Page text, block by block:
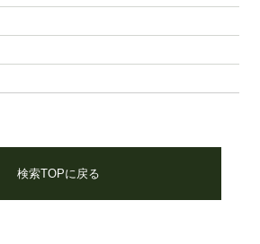
検索TOPに戻る